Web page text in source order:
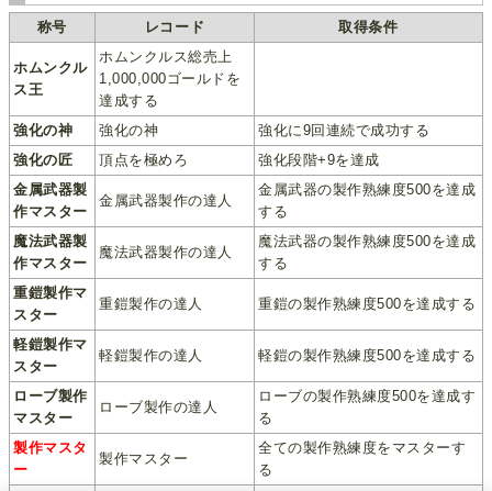
称号 レコード 取得条件
ホムンクル
ス王
ホムンクルス総売上
1,000,000ゴールドを
達成する
強化の神
強化の神
強化に9回連続で成功する
強化の匠
頂点を極めろ
強化段階+9を達成
金属武器製
作マスター
金属武器製作の達人
金属武器の製作熟練度500を達成
する
魔法武器製
作マスター
魔法武器製作の達人
魔法武器の製作熟練度500を達成
する
重鎧製作マ
スター
重鎧製作の達人 重鎧の製作熟練度500を達成する
軽鎧製作マ
スター
軽鎧製作の達人 軽鎧の製作熟練度500を達成する
ローブ製作
マスター
ローブ製作の達人
ローブの製作熟練度500を達成す
る
製作マスタ
ー
製作マスター
全ての製作熟練度をマスターす
る